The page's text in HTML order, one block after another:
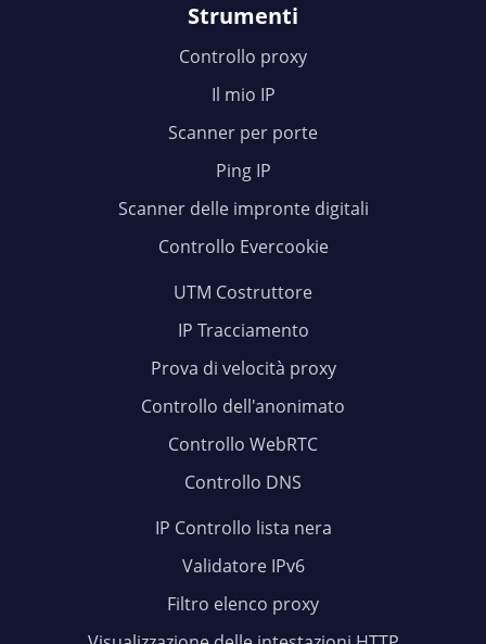
Strumenti
Controllo proxy
Il mio IP
Scanner per porte
Ping IP
Scanner delle impronte digitali
Controllo Evercookie
UTM Costruttore
IP Tracciamento
Prova di velocità proxy
Controllo dell'anonimato
Controllo WebRTC
Controllo DNS
IP Controllo lista nera
Validatore IPv6
Filtro elenco proxy